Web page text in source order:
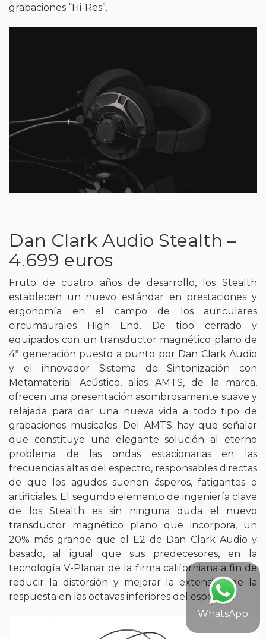
grabaciones “Hi-Res”.
Dan Clark Audio Stealth –
4.699 euros
Fruto de cuatro años de desarrollo, los Stealth
establecen un nuevo estándar en prestaciones y
ergonomía en el campo de los auriculares
circumaurales High End. De tipo cerrado y
equipados con un transductor magnético plano de
4ª generación puesto a punto por Dan Clark Audio
y el innovador Sistema de Sintonización con
Metamaterial Acústico, alias AMTS, de la marca,
ofrecen una presentación asombrosamente suave y
relajada para dar una nueva vida a todo tipo de
grabaciones musicales. Del AMTS hay que señalar
que constituye una elegante solución al eterno
problema de las ondas estacionarias en las
frecuencias altas del espectro, responsables directas
de que los agudos suenen ásperos, fatigantes o
artificiales. El segundo elemento de ingeniería clave
de los Stealth es sin ninguna duda el nuevo
transductor magnético plano que incorpora, un
20% más grande que el E2 de Dan Clark Audio y
basado, al igual que sus predecesores, en la
tecnología V-Planar de la firma californiana a fin de
reducir la distorsión y mejorar la extensión de la
respuesta en las octavas inferiores del espectro.
WhatsApp